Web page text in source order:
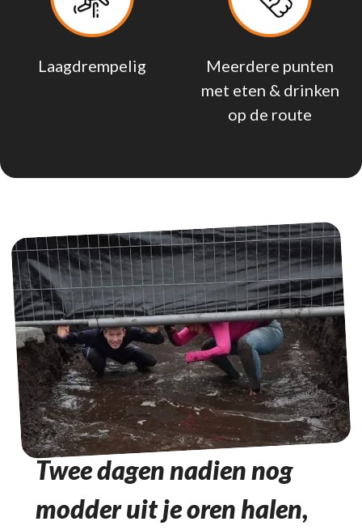
Laagdrempelig
Meerdere punten
met eten & drinken
op de route
Twee dagen nadien nog
modder uit je oren halen,